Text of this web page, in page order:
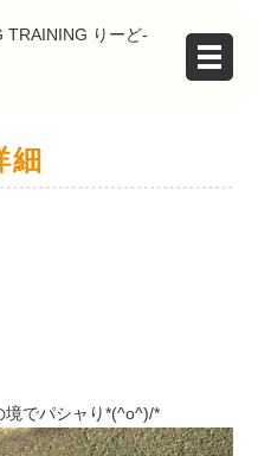
細
境でパシャり*(^o^)/*